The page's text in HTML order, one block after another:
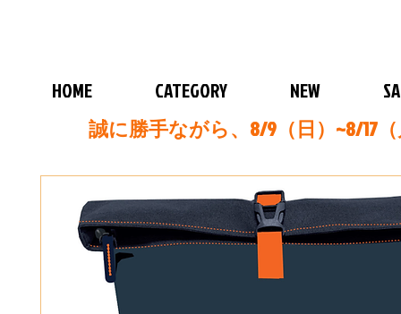
HOME CATEGORY NEW
誠に勝手ながら、8/9（日）~8/17